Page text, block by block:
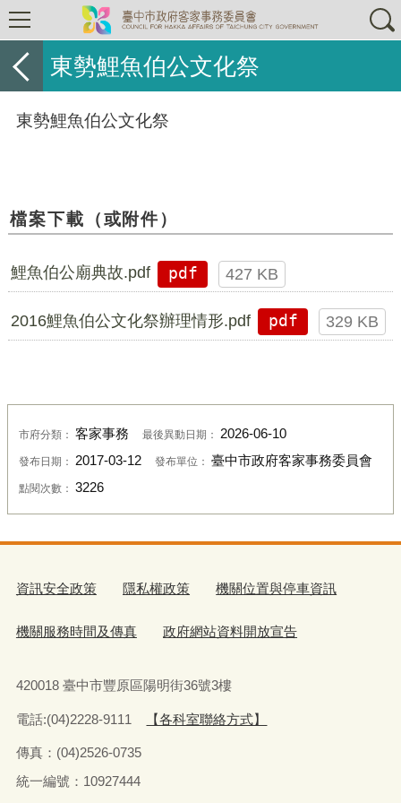
東勢鯉魚伯公文化祭
東勢鯉魚伯公文化祭
檔案下載（或附件）
鯉魚伯公廟典故.pdf pdf 427 KB
2016鯉魚伯公文化祭辦理情形.pdf pdf 329 KB
市府分類： 客家事務 最後異動日期： 2026-06-10
發布日期： 2017-03-12 發布單位： 臺中市政府客家事務委員會
點閱次數： 3226
資訊安全政策 隱私權政策 機關位置與停車資訊
機關服務時間及傳真 政府網站資料開放宣告
420018 臺中市豐原區陽明街36號3樓
電話:(04)2228-9111 【各科室聯絡方式】
傳真：(04)2526-0735
統一編號：10927444